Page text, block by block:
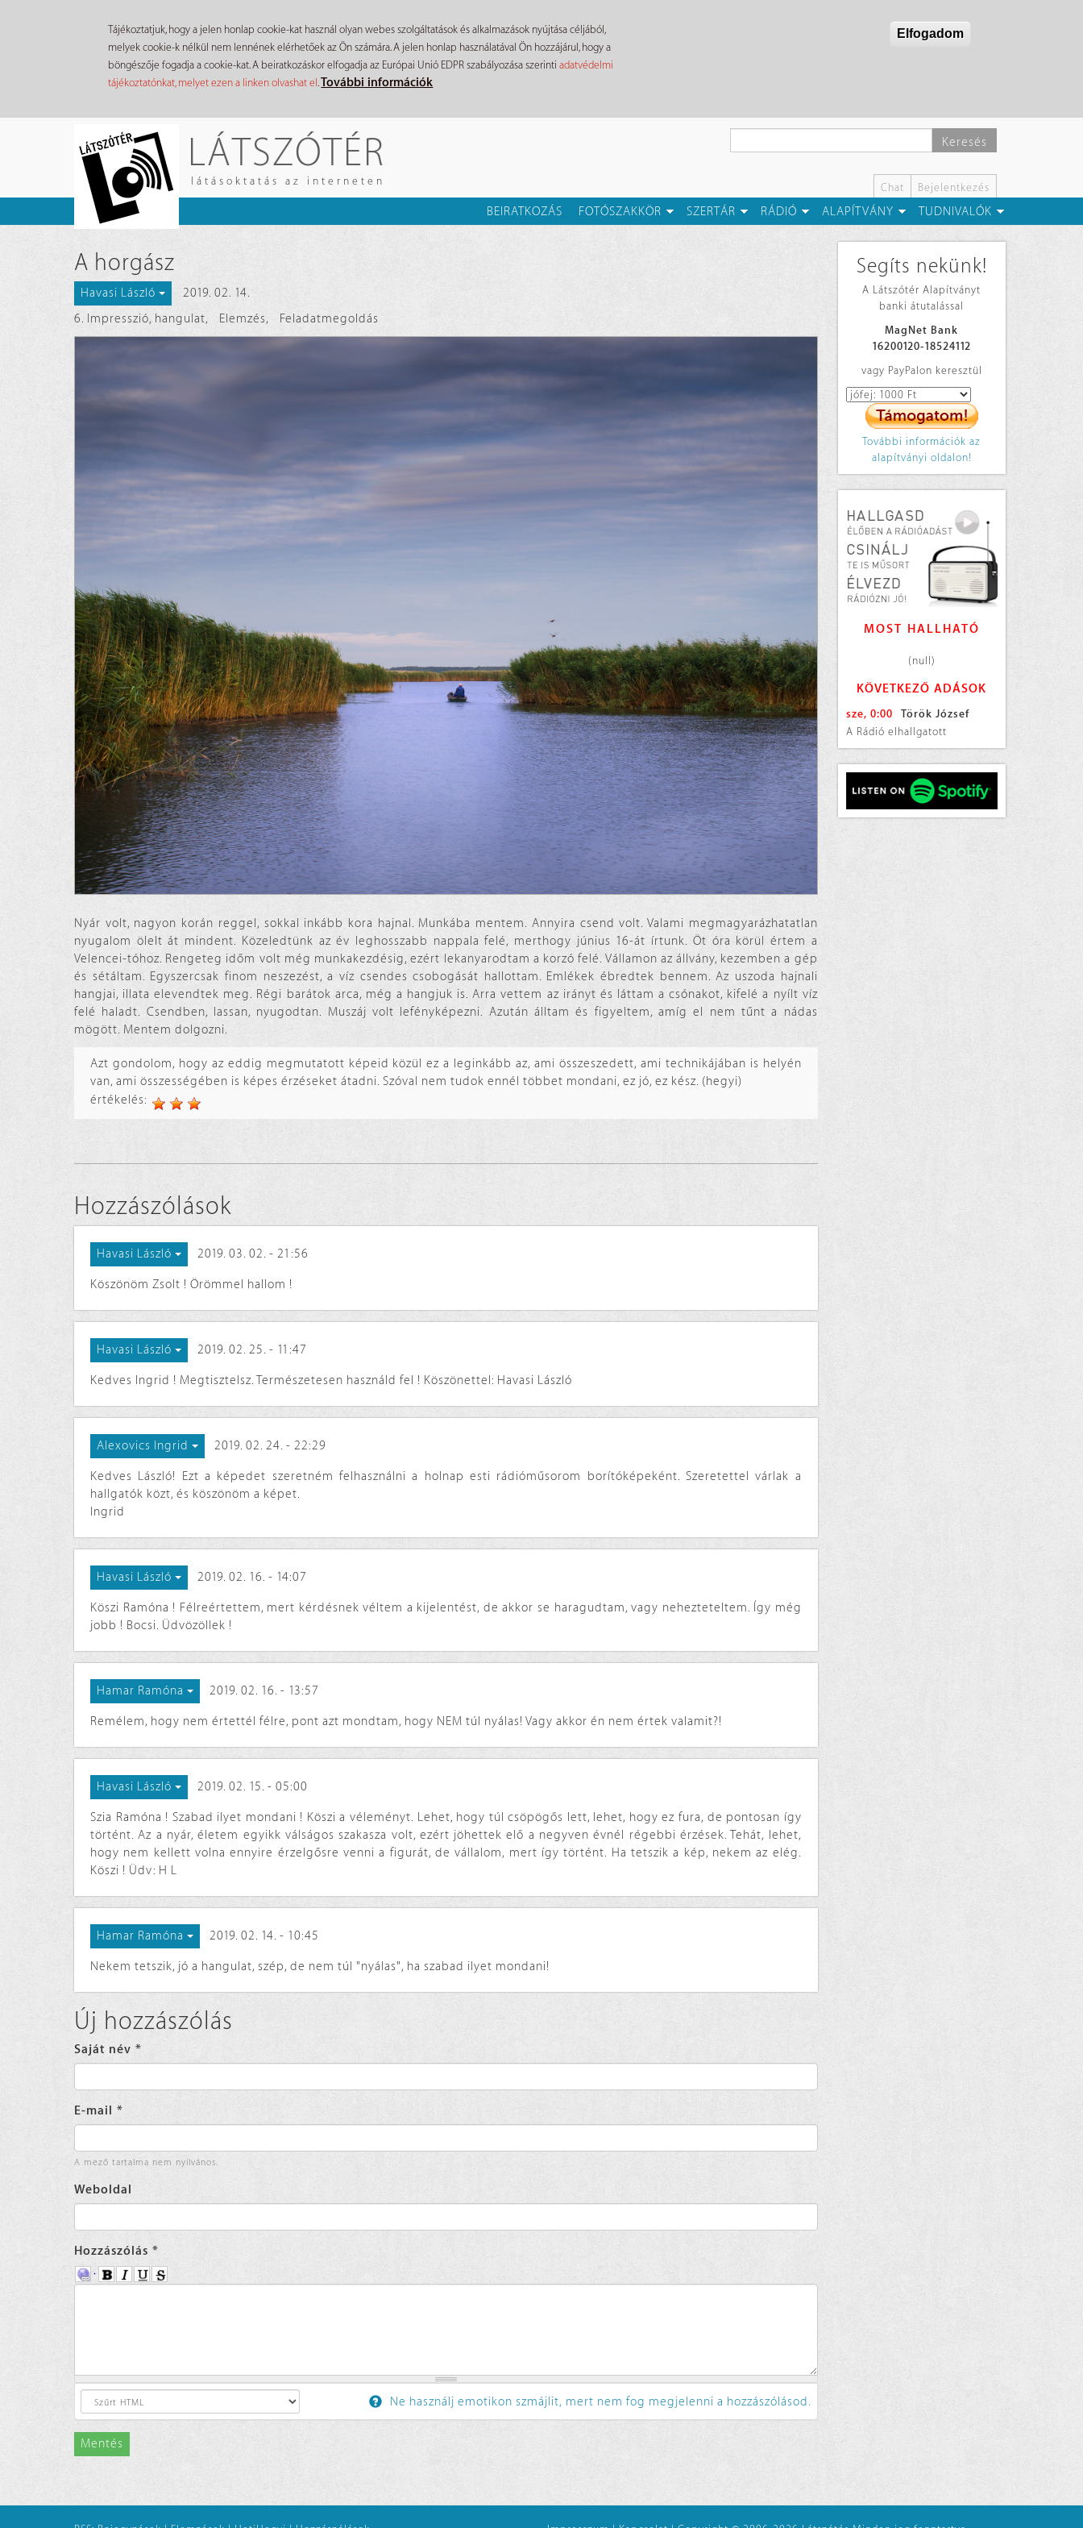
Tájékoztatjuk, hogy a jelen honlap cookie-kat használ olyan webes szolgáltatások és alkalmazások nyújtása céljából,
melyek cookie-k nélkül nem lennének elérhetőek az Ön számára. A jelen honlap használatával Ön hozzájárul, hogy a
böngészője fogadja a cookie-kat. A beiratkozáskor elfogadja az Európai Unió EDPR szabályozása szerintiadatvédelmi
tájékoztatónkat, melyet ezen a linken olvashat el.További információk
Elfogadom
LÁTSZÓTÉR
látásoktatás az interneten
Keresés
Chat Bejelentkezés
BEIRATKOZÁS FOTÓSZAKKÖR SZERTÁR RÁDIÓ ALAPÍTVÁNY TUDNIVALÓK
A horgász
Havasi László
2019. 02. 14.
6. Impresszió, hangulat, Elemzés, Feladatmegoldás
Nyár volt, nagyon korán reggel, sokkal inkább kora hajnal. Munkába mentem. Annyira csend volt. Valami megmagyarázhatatlan
nyugalom ölelt át mindent. Közeledtünk az év leghosszabb nappala felé, merthogy június 16-át írtunk. Öt óra körül értem a
Velencei-tóhoz. Rengeteg időm volt még munkakezdésig, ezért lekanyarodtam a korzó felé. Vállamon az állvány, kezemben a gép
és sétáltam. Egyszercsak finom neszezést, a víz csendes csobogását hallottam. Emlékek ébredtek bennem. Az uszoda hajnali
hangjai, illata elevendtek meg. Régi barátok arca, még a hangjuk is. Arra vettem az irányt és láttam a csónakot, kifelé a nyílt víz
felé haladt. Csendben, lassan, nyugodtan. Muszáj volt lefényképezni. Azután álltam és figyeltem, amíg el nem tűnt a nádas
mögött. Mentem dolgozni.
Azt gondolom, hogy az eddig megmutatott képeid közül ez a leginkább az, ami összeszedett, ami technikájában is helyén
van, ami összességében is képes érzéseket átadni. Szóval nem tudok ennél többet mondani, ez jó, ez kész. (hegyi)
értékelés:
Hozzászólások
Havasi László 2019. 03. 02. - 21:56
Köszönöm Zsolt ! Örömmel hallom !
Havasi László 2019. 02. 25. - 11:47
Kedves Ingrid ! Megtisztelsz. Természetesen használd fel ! Köszönettel: Havasi László
Alexovics Ingrid 2019. 02. 24. - 22:29
Kedves László! Ezt a képedet szeretném felhasználni a holnap esti rádióműsorom borítóképeként. Szeretettel várlak a
hallgatók közt, és köszönöm a képet.
Ingrid
Havasi László 2019. 02. 16. - 14:07
Köszi Ramóna ! Félreértettem, mert kérdésnek véltem a kijelentést, de akkor se haragudtam, vagy nehezteteltem. Így még
jobb ! Bocsi. Üdvözöllek !
Hamar Ramóna 2019. 02. 16. - 13:57
Remélem, hogy nem értettél félre, pont azt mondtam, hogy NEM túl nyálas! Vagy akkor én nem értek valamit?!
Havasi László 2019. 02. 15. - 05:00
Szia Ramóna ! Szabad ilyet mondani ! Köszi a véleményt. Lehet, hogy túl csöpögős lett, lehet, hogy ez fura, de pontosan így
történt. Az a nyár, életem egyikk válságos szakasza volt, ezért jöhettek elő a negyven évnél régebbi érzések. Tehát, lehet,
hogy nem kellett volna ennyire érzelgősre venni a figurát, de vállalom, mert így történt. Ha tetszik a kép, nekem az elég.
Köszi ! Üdv: H L
Hamar Ramóna 2019. 02. 14. - 10:45
Nekem tetszik, jó a hangulat, szép, de nem túl "nyálas", ha szabad ilyet mondani!
Új hozzászólás
Saját név *
E-mail *
A mező tartalma nem nyilvános.
Weboldal
Hozzászólás *
Ne használj emotikon szmájlit, mert nem fog megjelenni a hozzászólásod.
Mentés
Segíts nekünk!
A Látszótér Alapítványt
banki átutalással
MagNet Bank
16200120-18524112
vagy PayPalon keresztül
További információk az
alapítványi oldalon!
MOST HALLHATÓ
(null)
KÖVETKEZŐ ADÁSOK
sze, 0:00
Török József
A Rádió elhallgatott